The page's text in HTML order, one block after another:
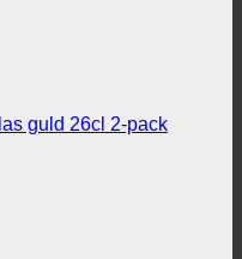
guld 26cl 2-pack